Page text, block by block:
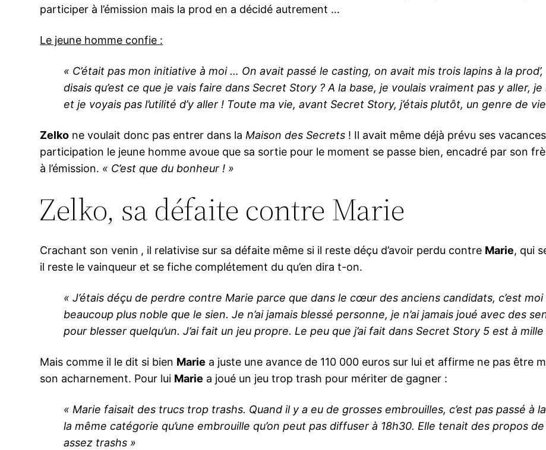
participer à l’émission mais la prod en a décidé autrement …
Le jeune homme confie :
« C’était pas mon initiative à moi … On avait passé le casting, on avait mis trois lapins à la
disais qu’est ce que je vais faire dans Secret Story ? A la base, je voulais vraiment pas y aller,
et je voyais pas l’utilité d’y aller ! Toute ma vie, avant Secret Story, j’étais plutôt, un genre de
Zelko ne voulait donc pas entrer dans la Maison des Secrets ! Il avait même déjà prévu ses
participation le jeune homme avoue que sa sortie pour le moment se passe bien, encadré par son
à l’émission. « C’est que du bonheur ! »
Zelko, sa défaite contre Marie
Crachant son venin , il relativise sur sa défaite même si il reste déçu d’avoir perdu contre Marie, qui
il reste le vainqueur et se fiche complétement du qu’en dira t-on.
« J’étais déçu de perdre contre Marie parce que dans le cœur des anciens candidats, c’est moi
beaucoup plus noble que le sien. Je n’ai jamais blessé personne, je n’ai jamais joué avec des
pour blesser quelqu’un.J’ai fait un jeu propre. Le peu que j’ai fait dans Secret Story 5 est à
Mais comme il le dit si bien Marie a juste une avance de 110 000 euros sur lui et affirme ne pas être
son acharnement. Pour lui Marie a joué un jeu trop trash pour mériter de gagner :
« Marie faisait des trucs trop trashs. Quand il y a eu de grosses embrouilles, c’est pas passé à
la même catégorie qu’une embrouille qu’on peut pas diffuser à 18h30. Elle tenait des propos
assez trashs »